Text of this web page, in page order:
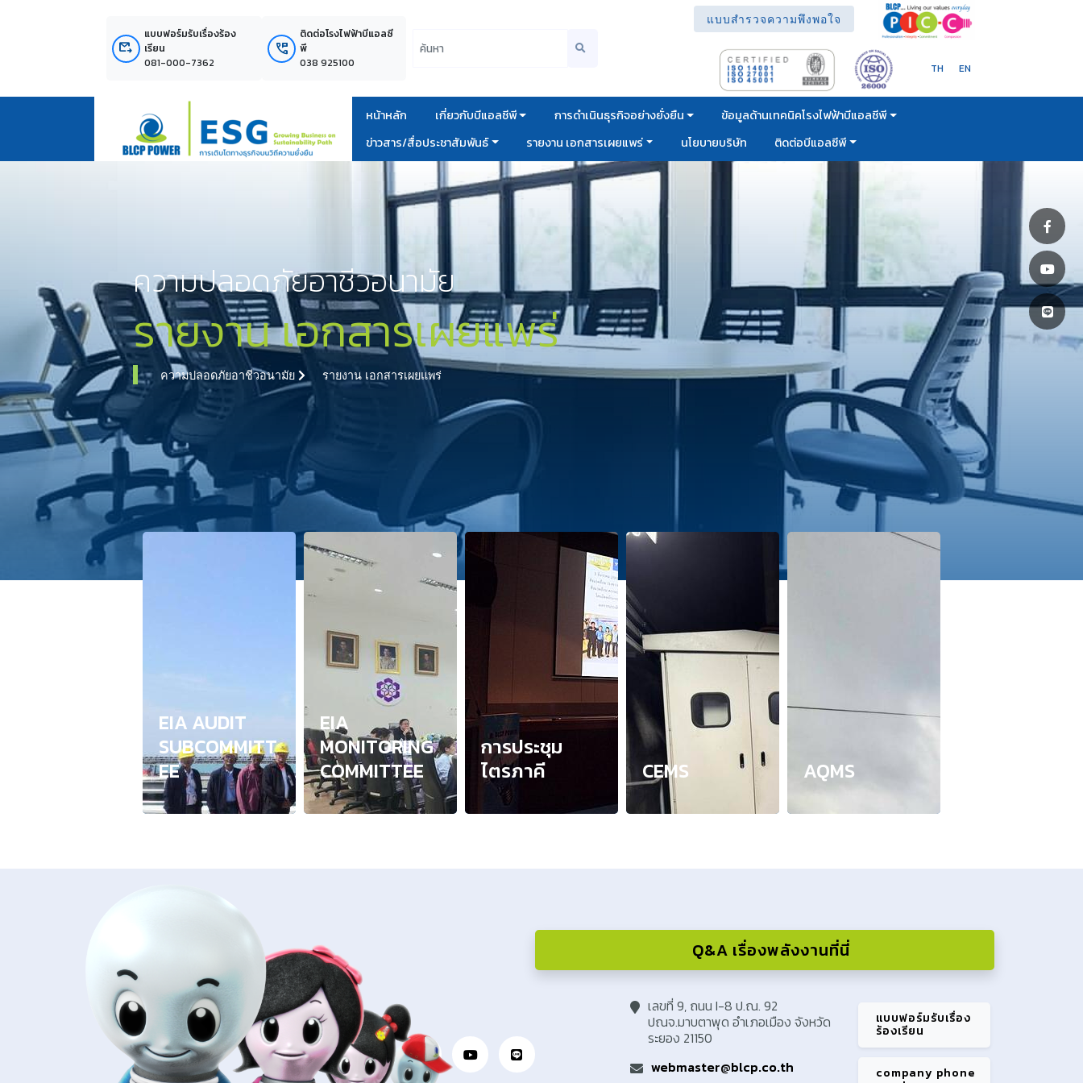
outgoing_mail
แบบฟอร์มรับเรื่องร้อง
เรียน
081-000-7362
perm_phone_msg
ติดต่อโรงไฟฟ้าบีแอลซี
พี
038 925100
แบบสำรวจความพึงพอใจ
TH EN
หน้าหลัก เกี่ยวกับบีแอลซีพี การดำเนินธุรกิจอย่างยั่งยืน
ข้อมูลด้านเทคนิคโรงไฟฟ้าบีแอลซีพี
ข่าวสาร/สื่อประชาสัมพันธ์
รายงาน เอกสารเผยแพร่ นโยบายบริษัท ติดต่อบีแอลซีพี
ความปลอดภัยอาชีวอนามัย
รายงาน เอกสารเผยแพร่
ความปลอดภัยอาชีวอนามัย รายงาน เอกสารเผยแพร่
EIA AUDIT
SUBCOMMITT
EE
EIA
MONITORING
COMMITTEE
การประชุม
ไตรภาคี
CEMS AQMS
Q&A เรื่องพลังงานที่นี่
เลขที่ 9, ถนน I-8 ป.ณ. 92
ปณจ.มาบตาพุด อำเภอเมือง จังหวัด
ระยอง 21150
webmaster@blcp.co.th
แบบฟอร์มรับเรื่อง
ร้องเรียน
company phone